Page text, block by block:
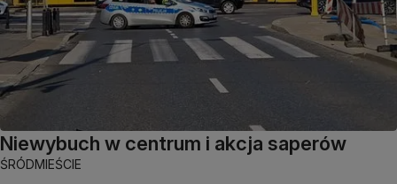
Niewybuch w centrum i akcja saperów
ŚRÓDMIEŚCIE